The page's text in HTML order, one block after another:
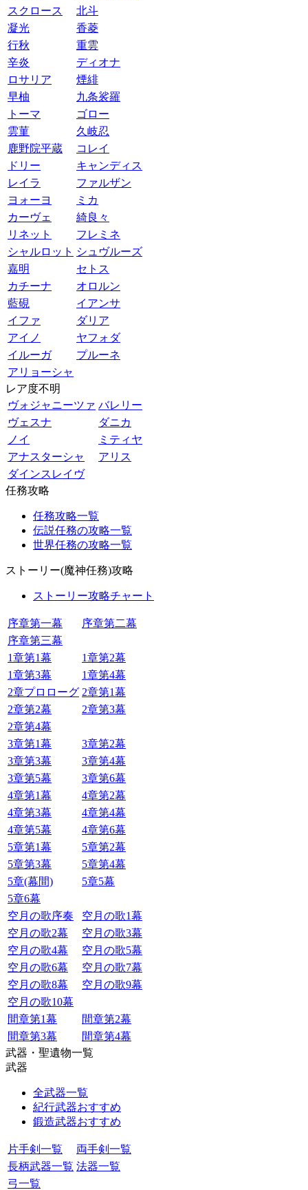
スクロース
北斗
凝光
香菱
行秋
重雲
辛炎
ディオナ
ロサリア
煙緋
早柚
九条裟羅
トーマ
ゴロー
雲菫
久岐忍
鹿野院平蔵
コレイ
ドリー
キャンディス
レイラ
ファルザン
ヨォーヨ
ミカ
カーヴェ
綺良々
リネット
フレミネ
シャルロット シュヴルーズ
嘉明
セトス
カチーナ
オロルン
藍硯
イアンサ
イファ
ダリア
アイノ
ヤフォダ
イルーガ
プルーネ
アリョーシャ
レア度不明
ヴォジャニーツァ バレリー
ヴェスナ
ダニカ
ノイ
ミティヤ
アナスターシャ
アリス
ダインスレイヴ
任務攻略
任務攻略一覧
伝説任務の攻略一覧
世界任務の攻略一覧
ストーリー(魔神任務)攻略
ストーリー攻略チャート
序章第一幕
序章第二幕
序章第三幕
1章第1幕
1章第2幕
1章第3幕
1章第4幕
2章プロローグ 2章第1幕
2章第2幕
2章第3幕
2章第4幕
3章第1幕
3章第2幕
3章第3幕
3章第4幕
3章第5幕
3章第6幕
4章第1幕
4章第2幕
4章第3幕
4章第4幕
4章第5幕
4章第6幕
5章第1幕
5章第2幕
5章第3幕
5章第4幕
5章(幕間)
5章5幕
5章6幕
空月の歌序奏
空月の歌1幕
空月の歌2幕
空月の歌3幕
空月の歌4幕
空月の歌5幕
空月の歌6幕
空月の歌7幕
空月の歌8幕
空月の歌9幕
空月の歌10幕
間章第1幕
間章第2幕
間章第3幕
間章第4幕
武器・聖遺物一覧
武器
全武器一覧
紀行武器おすすめ
鍛造武器おすすめ
片手剣一覧
両手剣一覧
長柄武器一覧 法器一覧
弓一覧